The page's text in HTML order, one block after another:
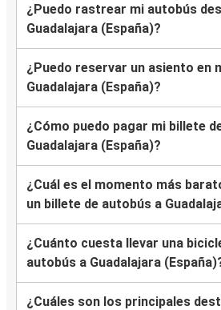
¿Puedo rastrear mi autobús
Guadalajara (España)?
¿Puedo reservar un asiento en
Guadalajara (España)?
¿Cómo puedo pagar mi billete
Guadalajara (España)?
¿Cuál es el momento más
un billete de autobús a
¿Cuánto cuesta llevar una
autobús a Guadalajara
¿Cuáles son los principales